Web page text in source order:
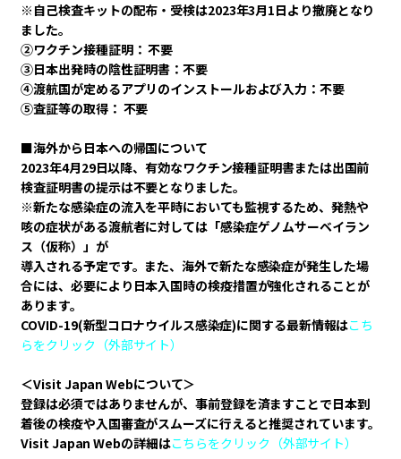
※自己検査キットの配布・受検は2023年3月1日より撤廃となり
ました。
②ワクチン接種証明： 不要
③日本出発時の陰性証明書：不要
④渡航国が定めるアプリのインストールおよび入力：不要
⑤査証等の取得： 不要
■海外から日本への帰国について
2023年4月29日以降、有効なワクチン接種証明書または出国前
検査証明書の提示は不要となりました。
※新たな感染症の流入を平時においても監視するため、発熱や
咳の症状がある渡航者に対しては「感染症ゲノムサーベイラン
ス（仮称）」が
導入される予定です。また、海外で新たな感染症が発生した場
合には、必要により日本入国時の検疫措置が強化されることが
あります。
COVID-19(新型コロナウイルス感染症)に関する最新情報はこち
らをクリック（外部サイト）
＜Visit Japan Webについて＞
登録は必須ではありませんが、事前登録を済ますことで日本到
着後の検疫や入国審査がスムーズに行えると推奨されています。
Visit Japan Webの詳細はこちらをクリック（外部サイト）